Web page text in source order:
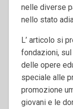
nelle diverse
nello stato
L’ articolo si
fondazioni,
delle opere
speciale alle
promozione
giovani e le